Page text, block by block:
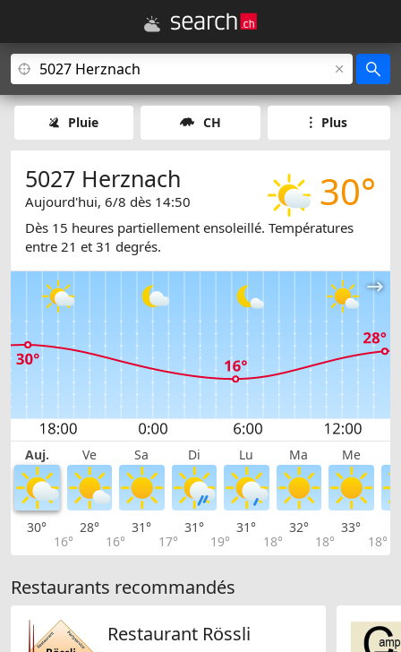
Pluie CH Plus
30°
5027 Herznach
Aujourd'hui, 6/8 dès 14:50
Dès 15 heures partiellement ensoleillé. Températures
entre 21 et 31 degrés.
Auj. Ve Sa Di Lu Ma Me
30°
16°
28°
16°
31°
17°
31°
19°
31°
18°
32°
18°
33°
18°
Restaurants recommandés
Restaurant Rössli